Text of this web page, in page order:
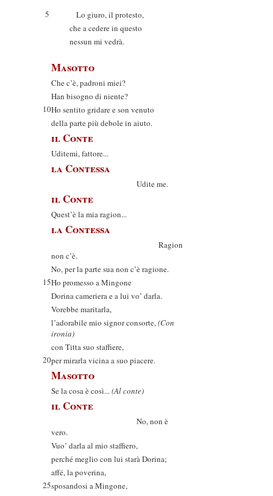
5
Lo giuro, il protesto,
che a cedere in questo
nessun mi vedrà.
Masotto
Che c’è, padroni miei?
Han bisogno di niente?
10Ho sentito gridare e son venuto
della parte più debole in aiuto.
il Conte
Uditemi, fattore...
la Contessa
Udite me.
il Conte
Quest’è la mia ragion...
la Contessa
Ragion
non c’è.
No, per la parte sua non c’è ragione.
15Ho promesso a Mingone
Dorina cameriera e a lui vo’ darla.
Vorebbe maritarla,
l’adorabile mio signor consorte,(Con
ironia)
con Titta suo staffiere,
20per mirarla vicina a suo piacere.
Masotto
Se la cosa è così...(Al conte)
il Conte
No, non è
vero.
Vuo’ darla al mio staffiero,
perché meglio con lui starà Dorina;
affé, la poverina,
25sposandosi a Mingone,